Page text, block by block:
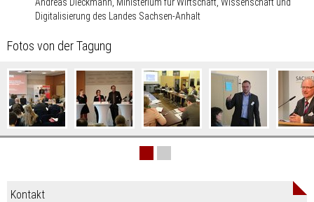
Digitalisierung des Landes Sachsen-Anhalt
Fotos von der Tagung
überspringen
Kontakt